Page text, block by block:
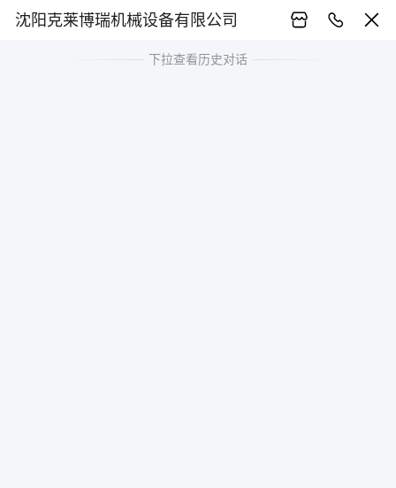
沈阳克莱博瑞机械设备有限公司
下拉查看历史对话